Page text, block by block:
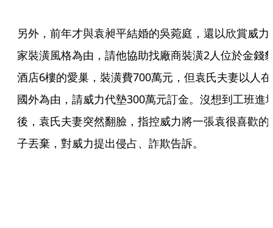
另外，前年才與袁昶平結婚的吳菀庭，還以欣賞威力
家裝潢風格為由，請他協助找廠商裝潢2人位於金錢
酒店6樓的愛巢，裝潢費700萬元，但袁氏夫妻以人在
國外為由，請威力代墊300萬元訂金。沒想到工班進
後，袁氏夫妻突然翻臉，指控威力將一張袁很喜歡的
子丟棄，對威力提出侵占、詐欺告訴。